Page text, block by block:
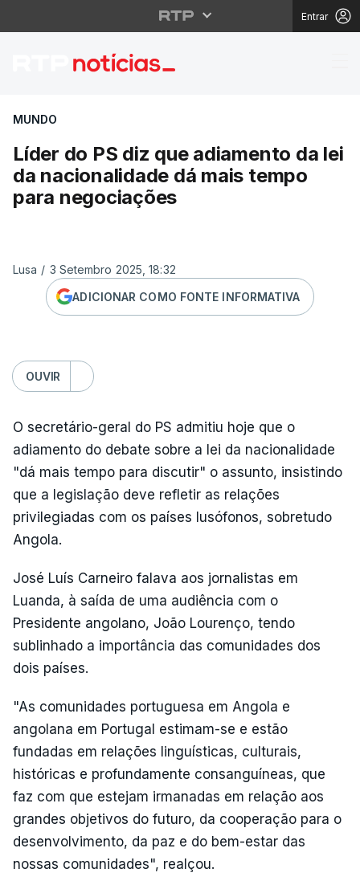
Entrar
Líder do PS diz que
MUNDO
Líder do PS diz que adiamento da lei
da nacionalidade dá mais tempo
para negociações
Lusa / 3 Setembro 2025, 18:32
ADICIONAR COMO FONTE INFORMATIVA
OUVIR
O secretário-geral do PS admitiu hoje que o
adiamento do debate sobre a lei da nacionalidade
"dá mais tempo para discutir" o assunto, insistindo
que a legislação deve refletir as relações
privilegiadas com os países lusófonos, sobretudo
Angola.
José Luís Carneiro falava aos jornalistas em
Luanda, à saída de uma audiência com o
Presidente angolano, João Lourenço, tendo
sublinhado a importância das comunidades dos
dois países.
"As comunidades portuguesa em Angola e
angolana em Portugal estimam-se e estão
fundadas em relações linguísticas, culturais,
históricas e profundamente consanguíneas, que
faz com que estejam irmanadas em relação aos
grandes objetivos do futuro, da cooperação para o
desenvolvimento, da paz e do bem-estar das
nossas comunidades", realçou.